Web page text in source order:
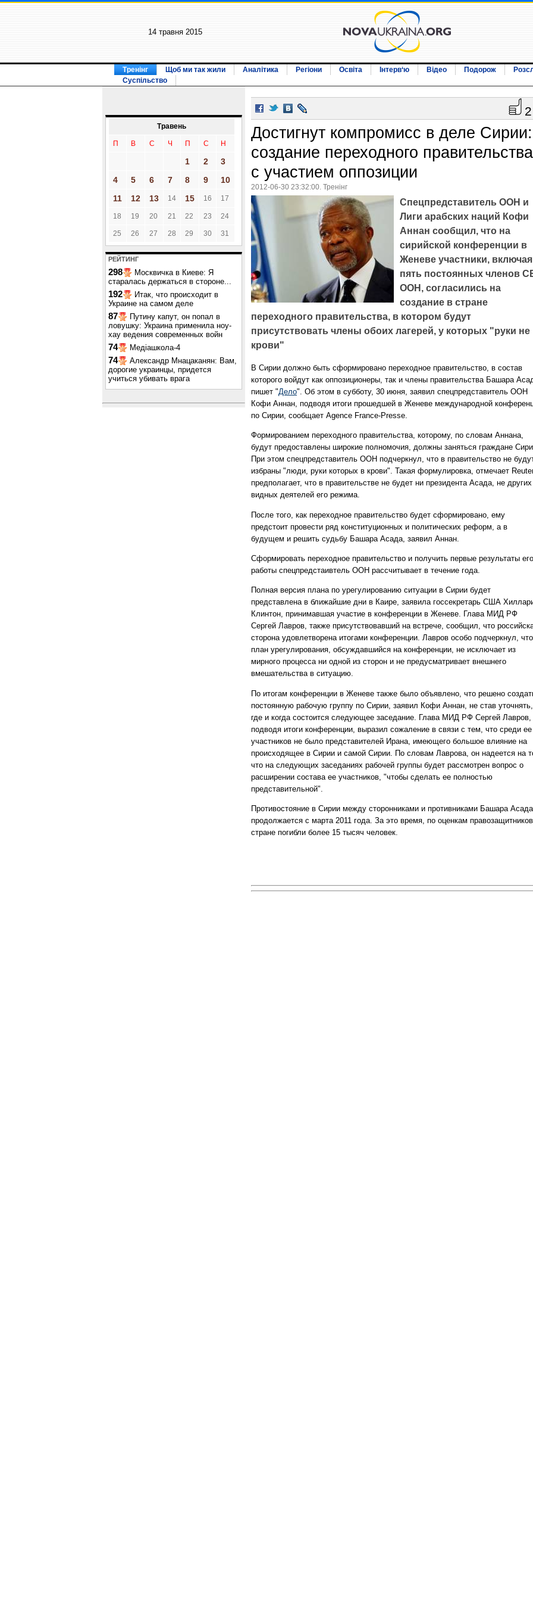
14 травня 2015
Тренінг Щоб ми так жили Аналітика Регіони Освіта Інтерв‘ю Відео Подорож
Суспільство
Травень
П В С Ч П С Н
1 2
3
4
5 6 7 8 9
10
11
12 13 14 15 16 17
18 19 20 21 22 23 24
25 26 27 28 29 30 31
РЕЙТИНГ
298
Москвичка в Киеве: Я
старалась держаться в стороне...
192
Итак, что происходит в
Украине на самом деле
87
Путину капут, он попал в
ловушку: Украина применила ноу-
хау ведения современных войн
74 Медіашкола-4
74
Александр Мнацаканян: Вам,
дорогие украинцы, придется
учиться убивать врага
2
Достигнут компромисс в деле Сирии:
создание переходного правительства
с участием оппозиции
2012-06-30 23:32:00. Тренінг
Спецпредставитель ООН и
Лиги арабских наций Кофи
Аннан сообщил, что на
сирийской конференции в
Женеве участники, включая
пять постоянных членов
ООН, согласились на
создание в стране
переходного правительства, в котором будут
присутствовать члены обоих лагерей, у которых "руки не
крови"
В Сирии должно быть сформировано переходное правительство, в состав
которого войдут как оппозиционеры, так и члены правительства Башара
пишет "Дело". Об этом в субботу, 30 июня, заявил спецпредставитель ООН
Кофи Аннан, подводя итоги прошедшей в Женеве международной
по Сирии, сообщает Agence France-Presse.
Формированием переходного правительства, которому, по словам Аннана,
будут предоставлены широкие полномочия, должны заняться граждане
При этом спецпредставитель ООН подчеркнул, что в правительство не
избраны "люди, руки которых в крови". Такая формулировка, отмечает
предполагает, что в правительстве не будет ни президента Асада, не других
видных деятелей его режима.
После того, как переходное правительство будет сформировано, ему
предстоит провести ряд конституционных и политических реформ, а в
будущем и решить судьбу Башара Асада, заявил Аннан.
Сформировать переходное правительство и получить первые результаты его
работы спецпредстаивтель ООН рассчитывает в течение года.
Полная версия плана по урегулированию ситуации в Сирии будет
представлена в ближайшие дни в Каире, заявила госсекретарь США
Клинтон, принимавшая участие в конференции в Женеве. Глава МИД РФ
Сергей Лавров, также присутствовавший на встрече, сообщил, что
сторона удовлетворена итогами конференции. Лавров особо подчеркнул, что
план урегулирования, обсуждавшийся на конференции, не исключает из
мирного процесса ни одной из сторон и не предусматривает внешнего
вмешательства в ситуацию.
По итогам конференции в Женеве также было объявлено, что решено
постоянную рабочую группу по Сирии, заявил Кофи Аннан, не став уточнять,
где и когда состоится следующее заседание. Глава МИД РФ Сергей Лавров,
подводя итоги конференции, выразил сожаление в связи с тем, что среди ее
участников не было представителей Ирана, имеющего большое влияние на
происходящее в Сирии и самой Сирии. По словам Лаврова, он надеется на
что на следующих заседаниях рабочей группы будет рассмотрен вопрос о
расширении состава ее участников, "чтобы сделать ее полностью
представительной".
Противостояние в Сирии между сторонниками и противниками Башара Асада
продолжается с марта 2011 года. За это время, по оценкам
стране погибли более 15 тысяч человек.